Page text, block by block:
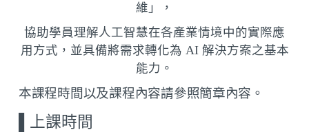
維」，
協助學員理解人工智慧在各產業情境中的實際應
用方式，並具備將需求轉化為 AI 解決方案之基本
能力。
本課程時間以及課程內容請參照簡章內容。
上課時間